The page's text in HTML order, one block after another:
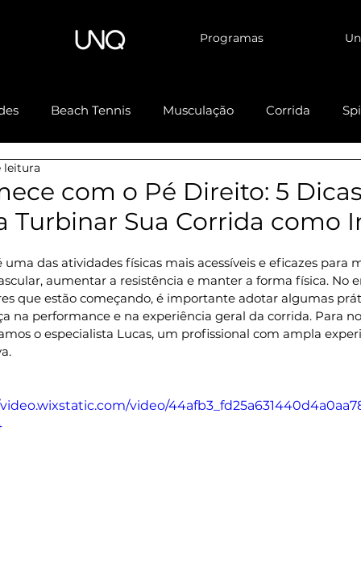
Programas
Beach Tennis Musculação Corrida
com o Pé Direito: 5
Turbinar Sua Corrida como
leitura
uma das atividades físicas mais acessíveis e eficazes para
aumentar a resistência e manter a forma física. No
que estão começando, é importante adotar algumas
na performance e na experiência geral da corrida. Para
o especialista Lucas, um profissional com ampla
video/